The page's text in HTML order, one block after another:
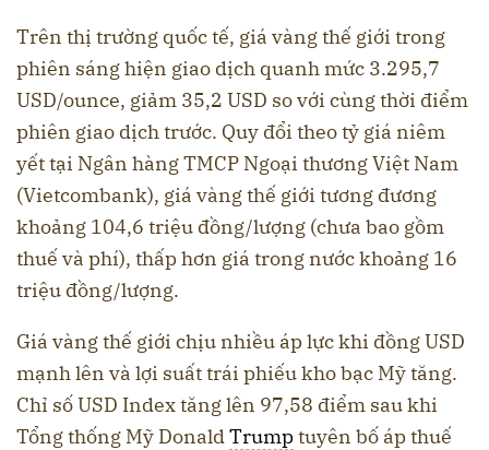
Trên thị trường quốc tế, giá vàng thế giới trong
phiên sáng hiện giao dịch quanh mức 3.295,7
USD/ounce, giảm 35,2 USD so với cùng thời điểm
phiên giao dịch trước. Quy đổi theo tỷ giá niêm
yết tại Ngân hàng TMCP Ngoại thương Việt Nam
(Vietcombank), giá vàng thế giới tương đương
khoảng 104,6 triệu đồng/lượng (chưa bao gồm
thuế và phí), thấp hơn giá trong nước khoảng 16
triệu đồng/lượng.
Giá vàng thế giới chịu nhiều áp lực khi đồng USD
mạnh lên và lợi suất trái phiếu kho bạc Mỹ tăng.
Chỉ số USD Index tăng lên 97,58 điểm sau khi
Tổng thống Mỹ DonaldTrumptuyên bố áp thuế